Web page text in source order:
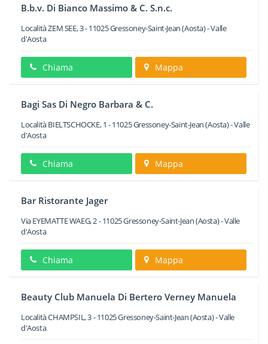
B.b.v. Di Bianco Massimo & C. S.n.c.
Località ZEM SEE, 3-11025Gressoney-Saint-Jean(Aosta) -Valle
d'Aosta
Chiama Mappa
Bagi Sas Di Negro Barbara & C.
Località BIELTSCHOCKE, 1 -11025Gressoney-Saint-Jean(Aosta) -Valle
d'Aosta
Chiama Mappa
Bar Ristorante Jager
Via EYEMATTE WAEG, 2-11025Gressoney-Saint-Jean(Aosta) -Valle
d'Aosta
Chiama Mappa
Beauty Club Manuela Di Bertero Verney Manuela
Località CHAMPSIL, 3-11025Gressoney-Saint-Jean(Aosta) -Valle
d'Aosta